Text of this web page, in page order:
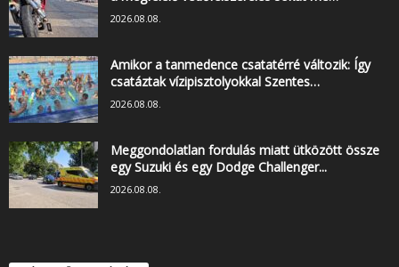
2026.08.08.
Amikor a tanmedence csatatérré változik: Így
csatáztak vízipisztolyokkal Szentes…
2026.08.08.
Meggondolatlan fordulás miatt ütközött össze
egy Suzuki és egy Dodge Challenger...
2026.08.08.